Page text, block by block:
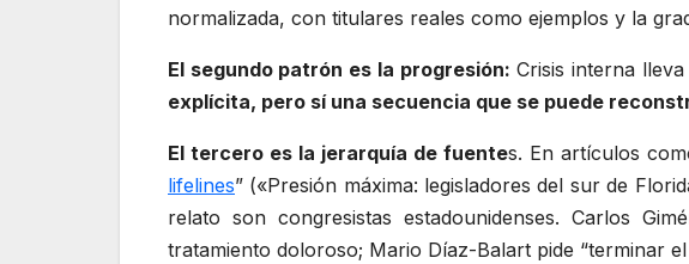
normalizada, con titulares reales como ejemplos y la
El segundo patrón es la progresión: Crisis interna
explícita, pero sí una secuencia que se puede
El tercero es la jerarquía de fuentes. En artículos
lifelines” («Presión máxima: legisladores del sur de
relato son congresistas estadounidenses. Carlos
tratamiento doloroso; Mario Díaz-Balart pide “terminar